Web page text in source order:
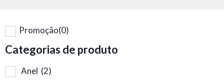
Promoção(0)
Categorias de produto
Anel (2)